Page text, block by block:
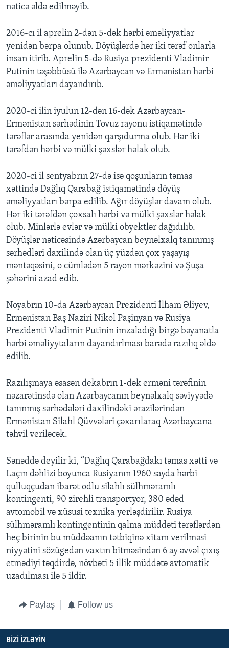
nəticə əldə edilməyib.
2016-cı il aprelin 2-dən 5-dək hərbi əməliyyatlar
yenidən bərpa olunub. Döyüşlərdə hər iki tərəf onlarla
insan itirib. Aprelin 5-də Rusiya prezidenti Vladimir
Putinin təşəbbüsü ilə Azərbaycan və Ermənistan hərbi
əməliyyatları dayandırıb.
2020-ci ilin iyulun 12-dən 16-dək Azərbaycan-
Ermənistan sərhədinin Tovuz rayonu istiqamətində
tərəflər arasında yenidən qarşıdurma olub. Hər iki
tərəfdən hərbi və mülki şəxslər həlak olub.
​2020-ci il sentyabrın 27-də isə qoşunların təmas
xəttində Dağlıq Qarabağ istiqamətində döyüş
əməliyyatları bərpa edilib. Ağır döyüşlər davam olub.
Hər iki tərəfdən çoxsalı hərbi və mülki şəxslər həlak
olub. Minlərlə evlər və mülki obyektlər dağıdılıb.
Döyüşlər nəticəsində Azərbaycan beynəlxalq tanınmış
sərhədləri daxilində olan üç yüzdən çox yaşayış
məntəqəsini, o cümlədən 5 rayon mərkəzini və Şuşa
şəhərini azad edib.
Noyabrın 10-da Azərbaycan Prezidenti İlham Əliyev,
Ermənistan Baş Naziri Nikol Paşinyan və Rusiya
Prezidenti Vladimir Putinin imzaladığı birgə bəyanatla
hərbi əməliyytaların dayandırlması barədə razılıq əldə
edilib.
Razılışmaya əsasən dekabrın 1-dək erməni tərəfinin
nəzarətinsdə olan Azərbaycanın beynəlxalq səviyyədə
tanınmış sərhədələri daxilindəki ərazilərindən
Ermənistan Silahl Qüvvələri çəxarılaraq Azərbaycana
təhvil veriləcək.
Sənəddə deyilir ki, “Dağlıq Qarabağdakı təmas xətti və
Laçın dəhlizi boyunca Rusiyanın 1960 sayda hərbi
qulluqçudan ibarət odlu silahlı sülhməramlı
kontingenti, 90 zirehli transportyor, 380 ədəd
avtomobil və xüsusi texnika yerləşdirilir. Rusiya
sülhməramlı kontingentinin qalma müddəti tərəflərdən
heç birinin bu müddəanın tətbiqinə xitam verilməsi
niyyətini sözügedən vaxtın bitməsindən 6 ay əvvəl çıxış
etmədiyi təqdirdə, növbəti 5 illik müddətə avtomatik
uzadılması ilə 5 ildir.
Paylaş Follow us
BIZI IZLƏYIN